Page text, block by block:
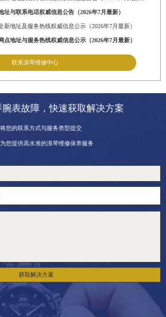
与联系电话权威信息公告（2026年7月最新）
地址及服务热线权威信息公示（2026年7月最新）
地址与服务热线权威信息公示（2026年7月最新）
联系浪琴维修中心
表故障，快速获取解决方案
您的联系方式与服务类型提交
您提供高水准的浪琴维修保养服务
获取解决方案